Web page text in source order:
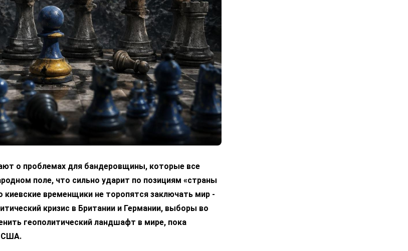
о проблемах для бандеровщины, которые все
поле, что сильно ударит по позициям «страны
временщики не торопятся заключать мир -
кризис в Британии и Германии, выборы во
геополитический ландшафт в мире, пока
США.